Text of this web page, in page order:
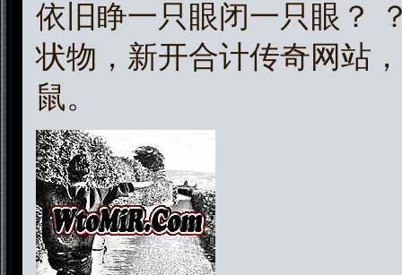
依旧睁一只眼闭一只眼？
状物，新开合计传奇网站
鼠。